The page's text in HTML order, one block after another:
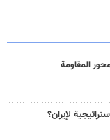
المقاومة
لإيران؟